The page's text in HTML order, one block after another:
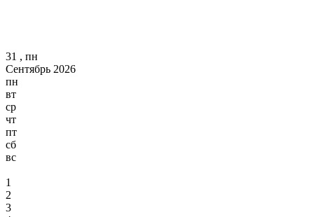
31 , пн
Сентябрь 2026
пн
вт
ср
чт
пт
сб
вс
1
2
3